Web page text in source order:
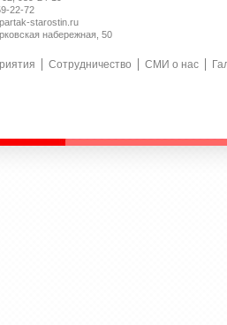
22-72
starostin.ru
набережная, 50
Сотрудничество СМИ о нас